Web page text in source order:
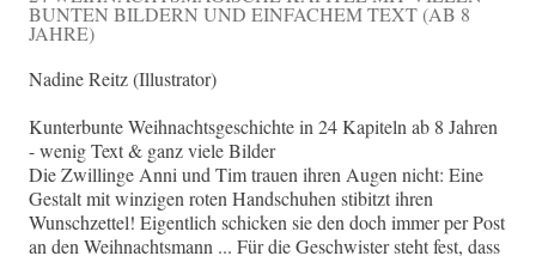
BUNTEN BILDERN UND EINFACHEM TEXT (AB 8
JAHRE)
Nadine Reitz (Illustrator)
Kunterbunte Weihnachtsgeschichte in 24 Kapiteln ab 8 Jahren
- wenig Text & ganz viele Bilder
Die Zwillinge Anni und Tim trauen ihren Augen nicht: Eine
Gestalt mit winzigen roten Handschuhen stibitzt ihren
Wunschzettel! Eigentlich schicken sie den doch immer per Post
an den Weihnachtsmann ... Für die Geschwister steht fest, dass